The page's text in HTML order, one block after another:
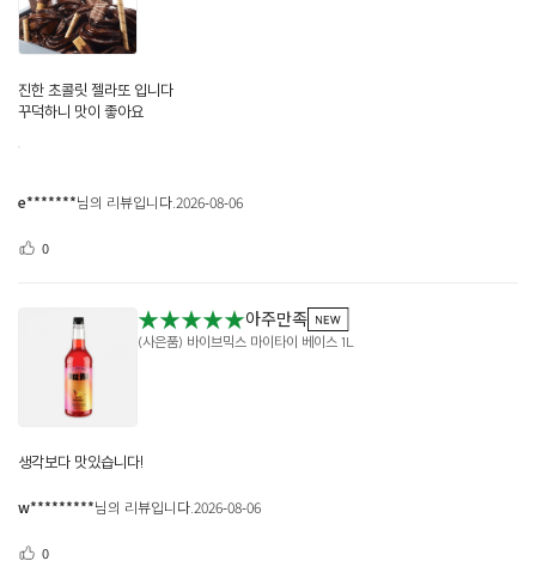
진한 초콜릿 젤라또 입니다
꾸덕하니 맛이 좋아요
e*******님의 리뷰입니다.2026-08-06
0
★★★★★아주만족
(사은품) 바이브믹스 마이타이 베이스 1L
생각보다 맛있습니다!
w*********님의 리뷰입니다.2026-08-06
0